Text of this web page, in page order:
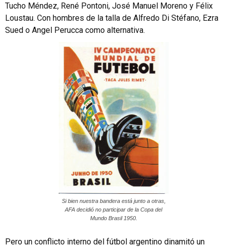
Tucho Méndez, René Pontoni, José Manuel Moreno y Félix
Loustau. Con hombres de la talla de Alfredo Di Stéfano, Ezra
Sued o Angel Perucca como alternativa.
Si bien nuestra bandera está junto a otras,
AFA decidió no participar de la Copa del
Mundo Brasil 1950.
Pero un conflicto interno del fútbol argentino dinamitó un